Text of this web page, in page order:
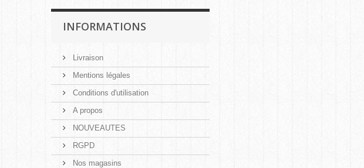
INFORMATIONS
Livraison
Mentions légales
Conditions d'utilisation
A propos
NOUVEAUTES
RGPD
Nos magasins